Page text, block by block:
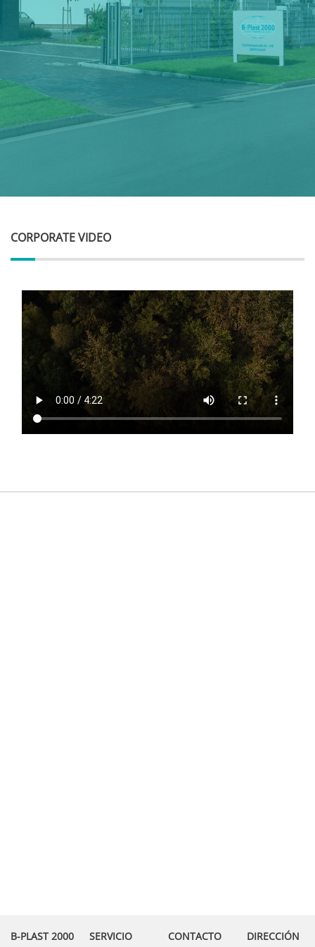
CORPORATE VIDEO
B-PLAST 2000 SERVICIO CONTACTO DIRECCIÓN